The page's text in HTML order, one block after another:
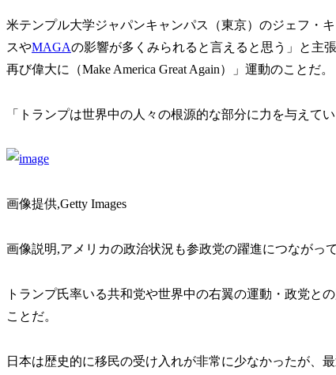
米テンプル大学ジャパンキャンパス（東京）のジェフ・
スやMAGAの影響が多くみられると言えると思う」と主
再び偉大に（Make America Great Again）」運動のことだ。
「トランプは世界中の人々の根源的な部分に力を与えてい
画像提供,Getty Images
画像説明,アメリカの政治状況も参政党の躍進につながっ
トランプ氏率いる共和党や世界中の右翼の運動・政党と
ことだ。
日本は歴史的に移民の受け入れが非常に少なかったが、